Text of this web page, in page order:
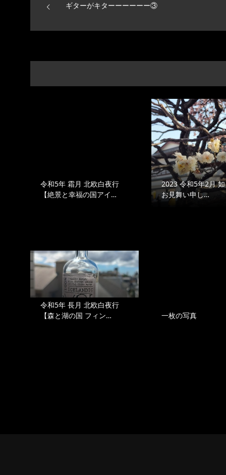
ギターがキターーーーーー③
令和5年 霜月 北欧白夜行
【絶景と幸福の国アイ…
2023 令和5年2月
お見舞い申し…
令和5年 長月 北欧白夜行
【森と湖の国 フィン…
一枚の写真